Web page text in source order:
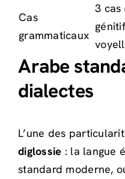
Cas
grammaticaux
3 cas
Arabe
dialectes
L’une des
diglossie : la langue
standard moderne,